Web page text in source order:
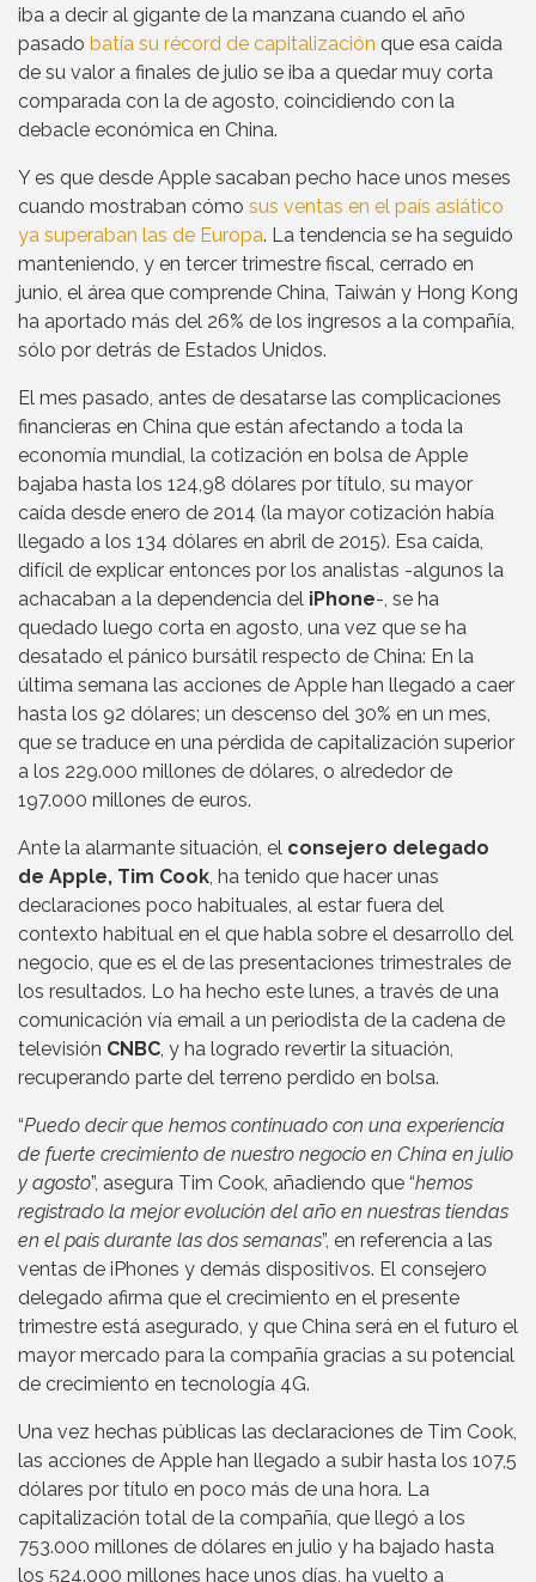
iba a decir al gigante de la manzana cuando el año
pasado batía su récord de capitalización que esa caída
de su valor a finales de julio se iba a quedar muy corta
comparada con la de agosto, coincidiendo con la
debacle económica en China.
Y es que desde Apple sacaban pecho hace unos meses
cuando mostraban cómo sus ventas en el país asiático
ya superaban las de Europa. La tendencia se ha seguido
manteniendo, y en tercer trimestre fiscal, cerrado en
junio, el área que comprende China, Taiwán y Hong Kong
ha aportado más del 26% de los ingresos a la compañía,
sólo por detrás de Estados Unidos.
El mes pasado, antes de desatarse las complicaciones
financieras en China que están afectando a toda la
economía mundial, la cotización en bolsa de Apple
bajaba hasta los 124,98 dólares por título, su mayor
caída desde enero de 2014 (la mayor cotización había
llegado a los 134 dólares en abril de 2015). Esa caída,
difícil de explicar entonces por los analistas -algunos la
achacaban a la dependencia del iPhone-, se ha
quedado luego corta en agosto, una vez que se ha
desatado el pánico bursátil respecto de China: En la
última semana las acciones de Apple han llegado a caer
hasta los 92 dólares; un descenso del 30% en un mes,
que se traduce en una pérdida de capitalización superior
a los 229.000 millones de dólares, o alrededor de
197.000 millones de euros.
Ante la alarmante situación, el consejero delegado
de Apple, Tim Cook, ha tenido que hacer unas
declaraciones poco habituales, al estar fuera del
contexto habitual en el que habla sobre el desarrollo del
negocio, que es el de las presentaciones trimestrales de
los resultados. Lo ha hecho este lunes, a través de una
comunicación vía email a un periodista de la cadena de
televisión CNBC, y ha logrado revertir la situación,
recuperando parte del terreno perdido en bolsa.
“Puedo decir que hemos continuado con una experiencia
de fuerte crecimiento de nuestro negocio en China en julio
y agosto”, asegura Tim Cook, añadiendo que “hemos
registrado la mejor evolución del año en nuestras tiendas
en el país durante las dos semanas”, en referencia a las
ventas de iPhones y demás dispositivos. El consejero
delegado afirma que el crecimiento en el presente
trimestre está asegurado, y que China será en el futuro el
mayor mercado para la compañía gracias a su potencial
de crecimiento en tecnología 4G.
Una vez hechas públicas las declaraciones de Tim Cook,
las acciones de Apple han llegado a subir hasta los 107,5
dólares por título en poco más de una hora. La
capitalización total de la compañía, que llegó a los
753.000 millones de dólares en julio y ha bajado hasta
los 524.000 millones hace unos días, ha vuelto a